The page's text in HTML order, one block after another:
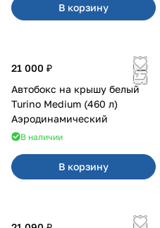
В корзину
21 000 ₽
Автобокс на крышу белый
Turino Medium (460 л)
Аэродинамический
В наличии
В корзину